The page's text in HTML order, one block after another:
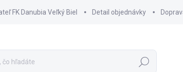
FK Danubia Veľký Biel Detail objednávky
Hľadať